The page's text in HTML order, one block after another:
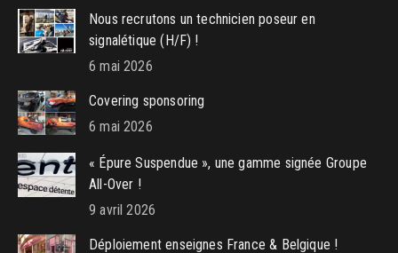
in
new
window
in
new
window
in
new
window
Nous recrutons un technicien poseur en
signalétique (H/F) !
6 mai 2026
Covering sponsoring
6 mai 2026
« Épure Suspendue », une gamme signée Groupe
All-Over !
9 avril 2026
Déploiement enseignes France & Belgique !